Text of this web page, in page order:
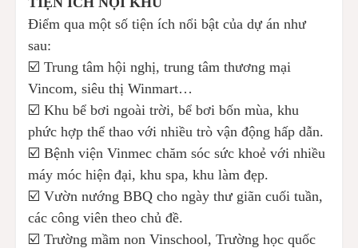
Điểm qua một số tiện ích nổi bật của dự án như
sau:
☑️ Trung tâm hội nghị, trung tâm thương mại
Vincom, siêu thị Winmart…
☑️ Khu bể bơi ngoài trời, bể bơi bốn mùa, khu
phức hợp thể thao với nhiều trò vận động hấp dẫn.
☑️ Bệnh viện Vinmec chăm sóc sức khoẻ với nhiều
máy móc hiện đại, khu spa, khu làm đẹp.
☑️ Vườn nướng BBQ cho ngày thư giãn cuối tuần,
các công viên theo chủ đề.
☑️ Trường mầm non Vinschool, Trường học quốc